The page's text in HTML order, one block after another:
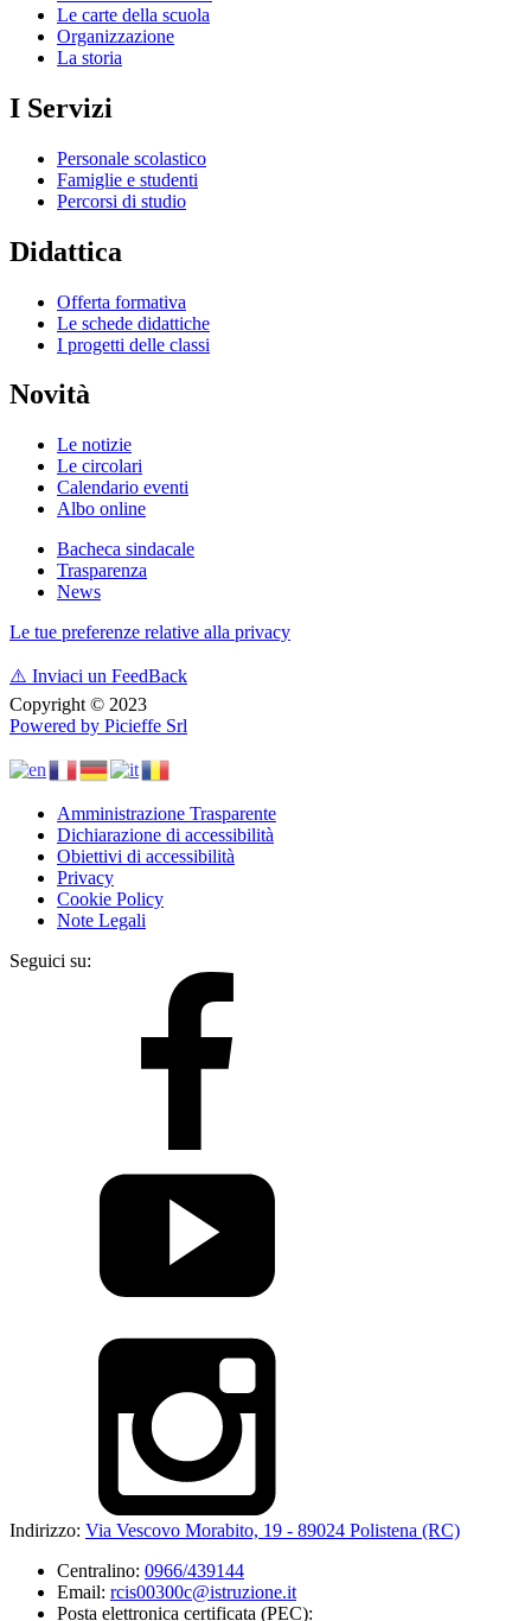
Le carte della scuola
Organizzazione
La storia
I Servizi
Personale scolastico
Famiglie e studenti
Percorsi di studio
Didattica
Offerta formativa
Le schede didattiche
I progetti delle classi
Novità
Le notizie
Le circolari
Calendario eventi
Albo online
Bacheca sindacale
Trasparenza
News
Le tue preferenze relative alla privacy
⚠️ Inviaci un FeedBack
Copyright © 2023
Powered by Picieffe Srl
Amministrazione Trasparente
Dichiarazione di accessibilità
Obiettivi di accessibilità
Privacy
Cookie Policy
Note Legali
Seguici su:
Indirizzo: Via Vescovo Morabito, 19 - 89024 Polistena (RC)
Centralino: 0966/439144
Email: rcis00300c@istruzione.it
Posta elettronica certificata (PEC):